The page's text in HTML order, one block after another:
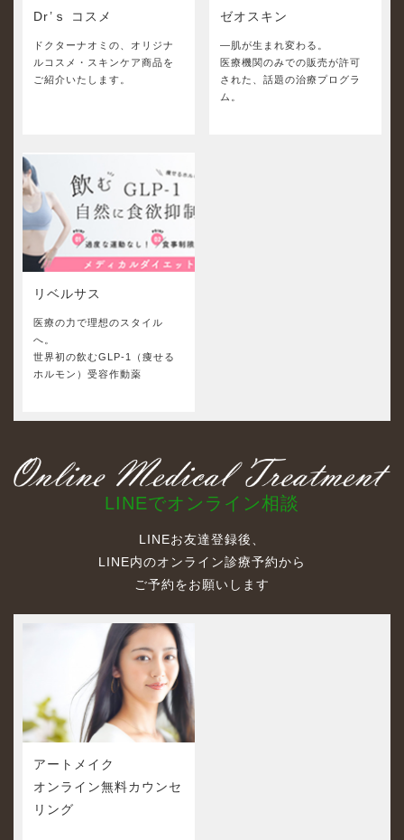
Dr’ｓ コスメ
ドクターナオミの、オリジナ
ルコスメ・スキンケア商品を
ご紹介いたします。
ゼオスキン
—肌が生まれ変わる。
医療機関のみでの販売が許可
された、話題の治療プログラ
ム。
リベルサス
医療の力で理想のスタイル
へ。
世界初の飲むGLP-1（痩せる
ホルモン）受容作動薬
LINEでオンライン相談
LINEお友達登録後、
LINE内のオンライン診療予約から
ご予約をお願いします
アートメイク
オンライン無料カウンセ
リング